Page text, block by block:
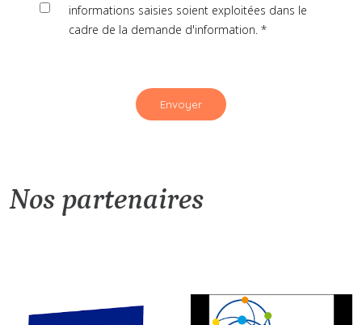
informations saisies soient exploitées dans le
cadre de la demande d'information. *
Nos partenaires